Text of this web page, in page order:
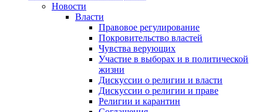
Новости
Власти
Правовое регулирование
Покровительство властей
Чувства верующих
Участие в выборах и в политической
жизни
Дискуссии о религии и власти
Дискуссии о религии и праве
Религии и карантин